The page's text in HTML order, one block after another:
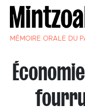
MÉMOIRE ORALE DU